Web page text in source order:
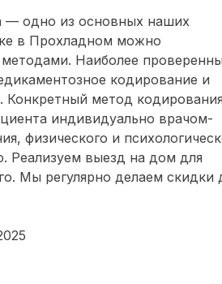
— одно из основных наших
в Прохладном можно
Наиболее
кодирование и
Конкретный метод кодирования
индивидуально врачом-
физического и
Реализуем выезд на дом для
Мы регулярно делаем скидки